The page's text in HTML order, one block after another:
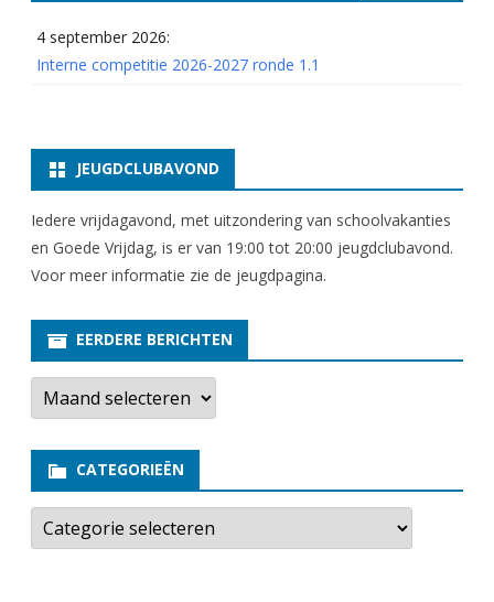
4 september 2026:
Interne competitie 2026-2027 ronde 1.1
JEUGDCLUBAVOND
Iedere vrijdagavond, met uitzondering van schoolvakanties
en Goede Vrijdag, is er van 19:00 tot 20:00 jeugdclubavond.
Voor meer informatie zie de jeugdpagina.
EERDERE BERICHTEN
E
r
e
e
b
r
CATEGORIEËN
C
t